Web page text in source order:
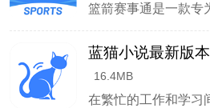
蓝猫小说最新版本
16.4MB